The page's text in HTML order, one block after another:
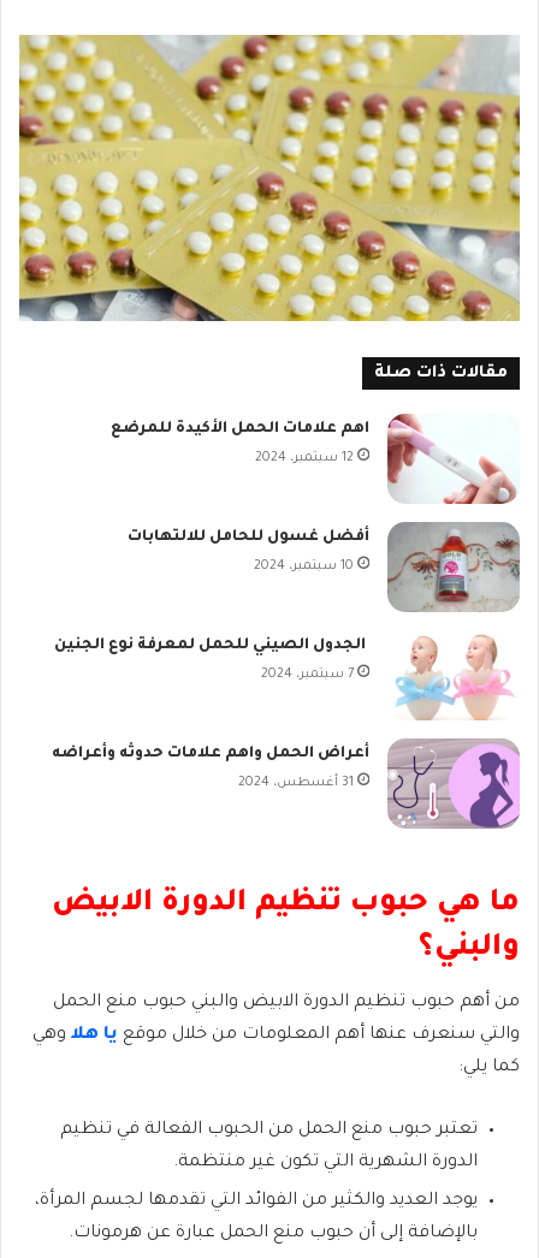
مقالات ذات صلة
اهم علامات الحمل الأكيدة للمرضع
12 سبتمبر، 2024
أفضل غسول للحامل للالتهابات
10 سبتمبر، 2024
الجدول الصيني للحمل لمعرفة نوع الجنين
7 سبتمبر، 2024
أعراض الحمل واهم علامات حدوثه وأعراضه
31 أغسطس، 2024
ما هي حبوب تنظيم الدورة الابيض
والبني؟
من أهم حبوب تنظيم الدورة الابيض والبني حبوب منع الحمل
والتي سنعرف عنها أهم المعلومات من خلال موقع يا هلا وهي
كما يلي:
تعتبر حبوب منع الحمل من الحبوب الفعالة في تنظيم
الدورة الشهرية التي تكون غير منتظمة.
يوجد العديد والكثير من الفوائد التي تقدمها لجسم المرأة،
بالإضافة إلى أن حبوب منع الحمل عبارة عن هرمونات.